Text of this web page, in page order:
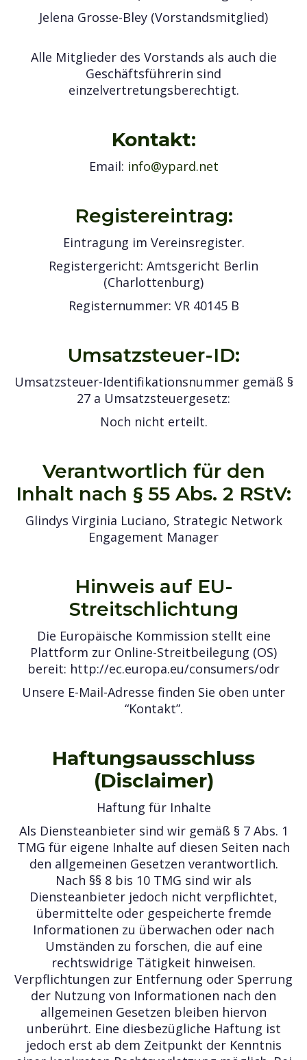
Jelena Grosse-Bley (Vorstandsmitglied)
Alle Mitglieder des Vorstands als auch die
Geschäftsführerin sind
einzelvertretungsberechtigt.
Kontakt:
Email: info@ypard.net
Registereintrag:
Eintragung im Vereinsregister.
Registergericht: Amtsgericht Berlin
(Charlottenburg)
Registernummer: VR 40145 B
Umsatzsteuer-ID:
Umsatzsteuer-Identifikationsnummer gemäß §
27 a Umsatzsteuergesetz:
Noch nicht erteilt.
Verantwortlich für den
Inhalt nach § 55 Abs. 2 RStV:
Glindys Virginia Luciano, Strategic Network
Engagement Manager
Hinweis auf EU-
Streitschlichtung
Die Europäische Kommission stellt eine
Plattform zur Online-Streitbeilegung (OS)
bereit: http://ec.europa.eu/consumers/odr
Unsere E-Mail-Adresse finden Sie oben unter
“Kontakt”.
Haftungsausschluss
(Disclaimer)
Haftung für Inhalte
Als Diensteanbieter sind wir gemäß § 7 Abs. 1
TMG für eigene Inhalte auf diesen Seiten nach
den allgemeinen Gesetzen verantwortlich.
Nach §§ 8 bis 10 TMG sind wir als
Diensteanbieter jedoch nicht verpflichtet,
übermittelte oder gespeicherte fremde
Informationen zu überwachen oder nach
Umständen zu forschen, die auf eine
rechtswidrige Tätigkeit hinweisen.
Verpflichtungen zur Entfernung oder Sperrung
der Nutzung von Informationen nach den
allgemeinen Gesetzen bleiben hiervon
unberührt. Eine diesbezügliche Haftung ist
jedoch erst ab dem Zeitpunkt der Kenntnis